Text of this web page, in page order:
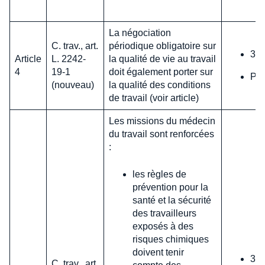
Article
4
C. trav., art.
L. 2242-
19-1
(nouveau)
La négociation
périodique obligatoire sur
la qualité de vie au travail
doit également porter sur
la qualité des conditions
de travail (voir article)
31
Les missions du médecin
du travail sont renforcées
:
les règles de
prévention pour la
santé et la sécurité
des travailleurs
exposés à des
risques chimiques
doivent tenir
31